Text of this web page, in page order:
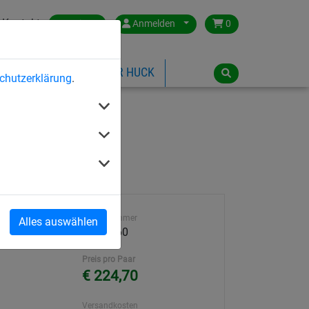
.
Alles auswählen
Kontakt Austria Anmelden 0
ÜBER HUCK
Tiefe Artikelnummer
1541-060
Preis pro Paar
€ 224,70
Versandkosten